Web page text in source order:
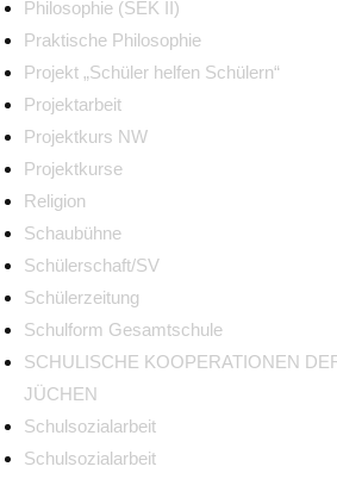
Philosophie (SEK II)
Praktische Philosophie
Projekt „Schüler helfen Schülern“
Projektarbeit
Projektkurs NW
Projektkurse
Religion
Schaubühne
Schülerschaft/SV
Schülerzeitung
Schulform Gesamtschule
SCHULISCHE KOOPERATIONEN
JÜCHEN
Schulsozialarbeit
Schulsozialarbeit